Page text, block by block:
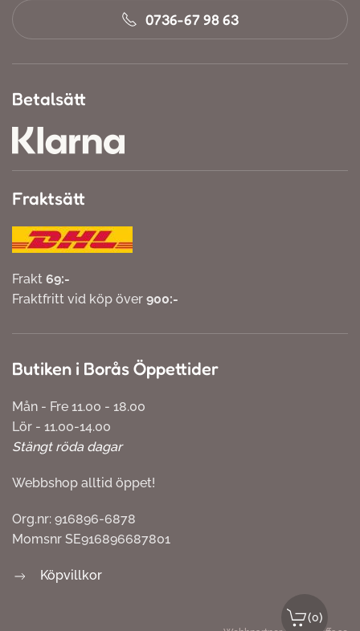
0736-67 98 63
Betalsätt
Fraktsätt
Frakt 69:-
Fraktfritt vid köp över 900:-
Butiken i Borås Öppettider
Mån - Fre 11.00 - 18.00
Lör - 11.00-14.00
Stängt röda dagar
Webbshop alltid öppet!
Org.nr: 916896-6878
Momsnr SE916896687801
Köpvillkor
(0)